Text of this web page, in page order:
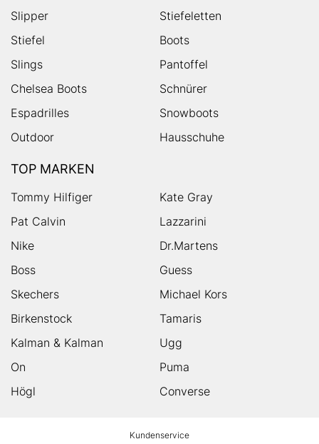
Slipper
Stiefeletten
Stiefel
Boots
Slings
Pantoffel
Chelsea Boots
Schnürer
Espadrilles
Snowboots
Outdoor
Hausschuhe
TOP MARKEN
Tommy Hilfiger
Kate Gray
Pat Calvin
Lazzarini
Nike
Dr.Martens
Boss
Guess
Skechers
Michael Kors
Birkenstock
Tamaris
Kalman & Kalman
Ugg
On
Puma
Högl
Converse
Kundenservice